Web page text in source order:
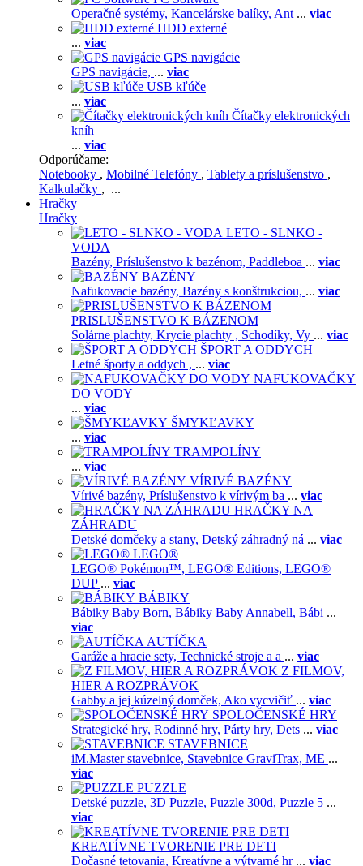
Operačné systémy, Kancelárske balíky, Ant ... viac
HDD externé
... viac
GPS navigácie
GPS navigácie, ... viac
USB kľúče
... viac
Čítačky elektronických
kníh
... viac
Odporúčame:
Notebooky , Mobilné Telefóny , Tablety a príslušenstvo ,
Kalkulačky , ...
Hračky
Hračky
LETO - SLNKO -
VODA
Bazény, Príslušenstvo k bazénom, Paddleboa ... viac
BAZÉNY
Nafukovacie bazény, Bazény s konštrukciou, ... viac
PRISLUŠENSTVO K BÁZENOM
Solárne plachty, Krycie plachty , Schodíky, Vy ... viac
ŠPORT A ODDYCH
Letné športy a oddych , ... viac
NAFUKOVAČKY
DO VODY
... viac
ŠMYKĽAVKY
... viac
TRAMPOLÍNY
... viac
VÍRIVÉ BAZÉNY
Vírivé bazény, Príslušenstvo k vírivým ba ... viac
HRAČKY NA
ZÁHRADU
Detské domčeky a stany, Detský záhradný ná ... viac
LEGO®
LEGO® Pokémon™, LEGO® Editions, LEGO®
DUP ... viac
BÁBIKY
Bábiky Baby Born, Bábiky Baby Annabell, Bábi ...
viac
AUTÍČKA
Garáže a hracie sety, Technické stroje a a ... viac
Z FILMOV,
HIER A ROZPRÁVOK
Gabby a jej kúzelný domček, Ako vycvičiť ... viac
SPOLOČENSKÉ HRY
Strategické hry, Rodinné hry, Párty hry, Dets ... viac
STAVEBNICE
iM.Master stavebnice, Stavebnice GraviTrax, ME ...
viac
PUZZLE
Detské puzzle, 3D Puzzle, Puzzle 300d, Puzzle 5 ...
viac
KREATÍVNE TVORENIE PRE DETI
Dočasné tetovania, Kreatívne a výtvarné hr ... viac